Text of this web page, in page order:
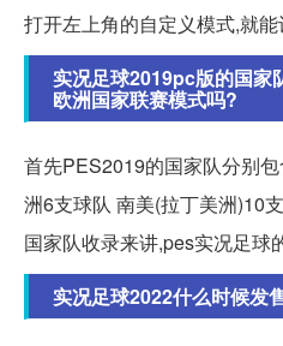
打开左上角的自定义模式,就
实况足球2019pc版的国家
欧洲国家联赛模式吗?
首先PES2019的国家队分别
洲6支球队 南美(拉丁美洲)10
国家队收录来讲,pes实况足球
实况足球2022什么时候发